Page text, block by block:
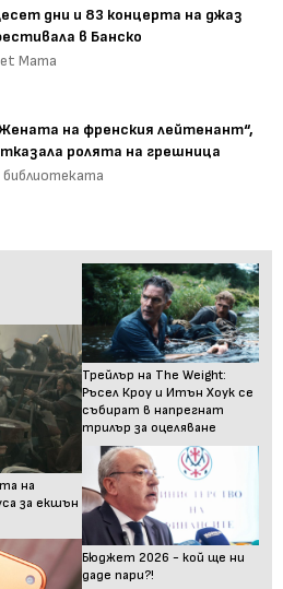
дни и 83 концерта на джаз
в Банско
Mama
на френския лейтенант“,
ролята на грешница
библиотеката
на
за екшън
Трейлър на The Weight:
Ръсел Кроу и Итън Хоук се
събират в напрегнат
трилър за оцеляване
Бюджет 2026 - кой ще ни
даде пари?!